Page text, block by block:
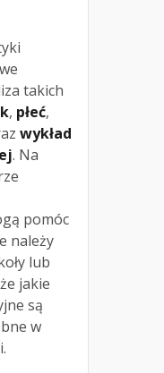
takich
, płeć,
wykład
. Na
pomóc
należy
lub
jakie
są
w